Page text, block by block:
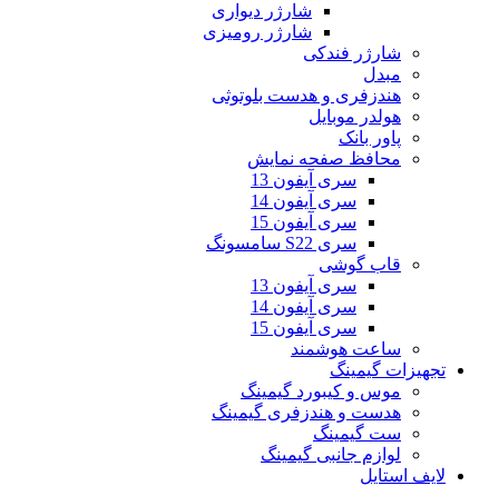
شارژر دیواری
شارژر رومیزی
شارژر فندکی
مبدل
هندزفری و هدست بلوتوثی
هولدر موبایل
پاور بانک
محافظ صفحه نمایش
سری آیفون 13
سری آیفون 14
سری آیفون 15
سری S22 سامسونگ
قاب گوشی
سری آیفون 13
سری آیفون 14
سری آیفون 15
ساعت هوشمند
تجهیزات گیمینگ
موس و کیبورد گیمینگ
هدست و هندزفری گیمینگ
ست گیمینگ
لوازم جانبی گیمینگ
لایف استایل